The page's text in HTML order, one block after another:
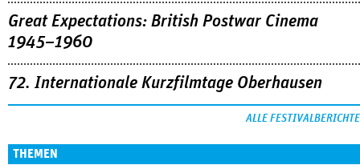
Das DOK.fest München hat mit neuer Leitung
seine Themenreihen weiterentwickelt und setzt
weiterhin starke politische Akzente durchweg.
Crossing Europe: Ein großes Dach mit viel
drunter
Great Expectations: British Postwar Cinema